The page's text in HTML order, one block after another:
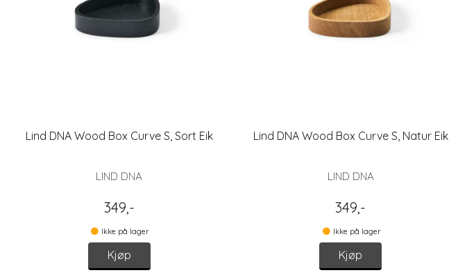
Lind DNA Wood Box Curve S, Sort Eik
LIND DNA
349,-
Ikke på lager
Kjøp
Lind DNA Wood Box Curve S, Natur Eik
LIND DNA
349,-
Ikke på lager
Kjøp